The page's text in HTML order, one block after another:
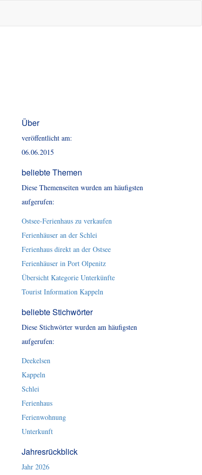
Über
veröffentlicht am:
06.06.2015
beliebte Themen
Diese Themenseiten wurden am häufigsten
aufgerufen:
Ostsee-Ferienhaus zu verkaufen
Ferienhäuser an der Schlei
Ferienhaus direkt an der Ostsee
Ferienhäuser in Port Olpenitz
Übersicht Kategorie Unterkünfte
Tourist Information Kappeln
beliebte Stichwörter
Diese Stichwörter wurden am häufigsten
aufgerufen:
Deekelsen
Kappeln
Schlei
Ferienhaus
Ferienwohnung
Unterkunft
Jahresrückblick
Jahr 2026